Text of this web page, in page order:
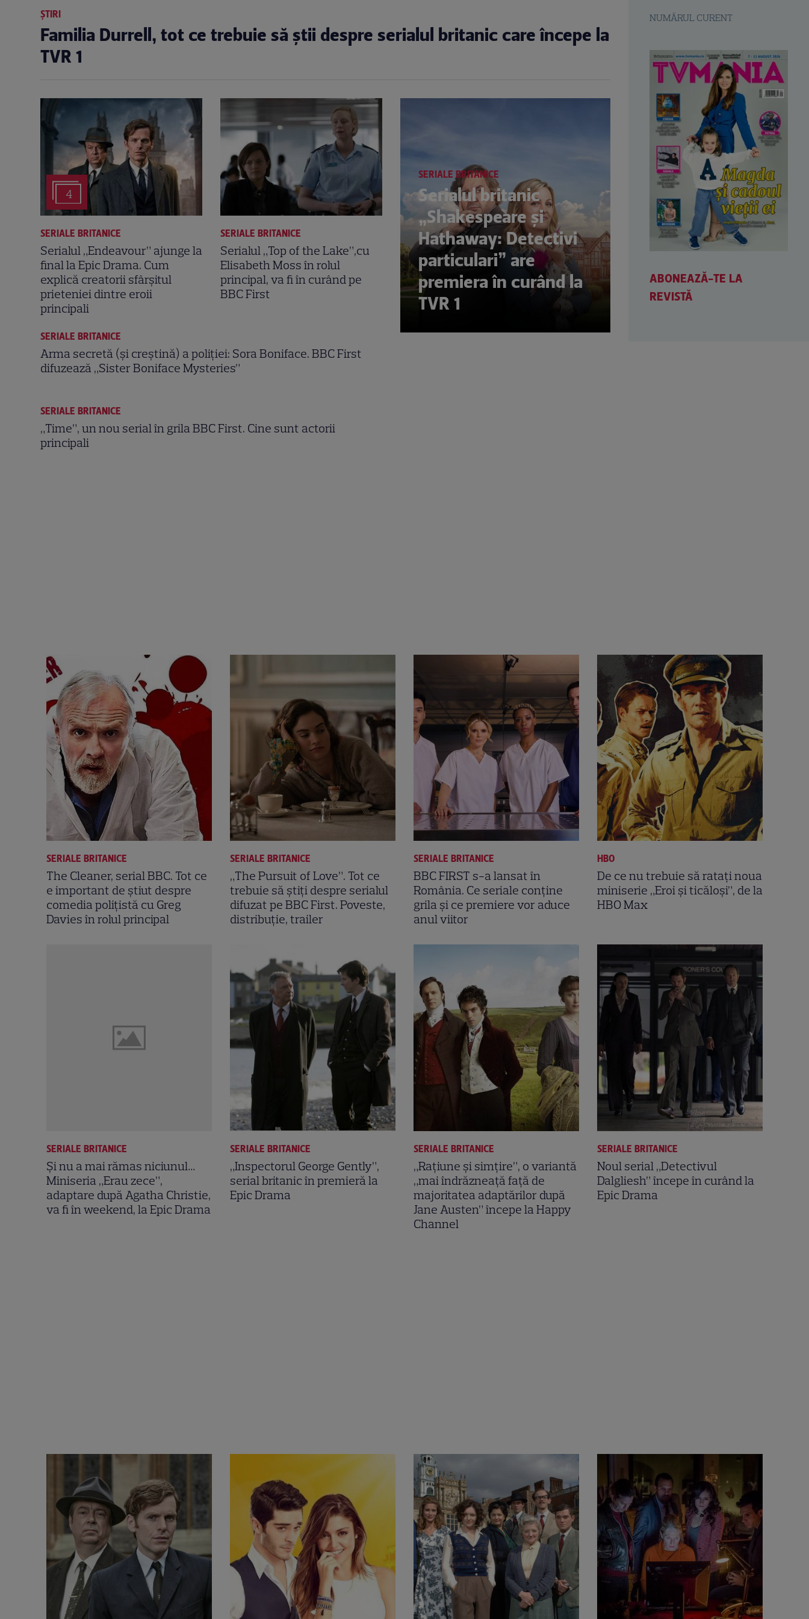
ȘTIRI
Familia Durrell, tot ce trebuie să știi despre serialul britanic care începe la
TVR 1
4
SERIALE BRITANICE
Serialul „Endeavour” ajunge la
final la Epic Drama. Cum
explică creatorii sfârșitul
prieteniei dintre eroii
principali
SERIALE BRITANICE
Serialul „Top of the Lake”,cu
Elisabeth Moss în rolul
principal, va fi în curând pe
BBC First
SERIALE BRITANICE
Arma secretă (și creștină) a poliției: Sora Boniface. BBC First
difuzează „Sister Boniface Mysteries”
SERIALE BRITANICE
„Time”, un nou serial în grila BBC First. Cine sunt actorii
principali
SERIALE BRITANICE
Serialul britanic
„Shakespeare şi
Hathaway: Detectivi
particulari” are
premiera în curând la
TVR 1
NUMĂRUL CURENT
ABONEAZĂ-TE LA
REVISTĂ
SERIALE BRITANICE
The Cleaner, serial BBC. Tot ce
e important de știut despre
comedia polițistă cu Greg
Davies în rolul principal
SERIALE BRITANICE
„The Pursuit of Love”. Tot ce
trebuie să știți despre serialul
difuzat pe BBC First. Poveste,
distribuție, trailer
SERIALE BRITANICE
BBC FIRST s-a lansat în
România. Ce seriale conține
grila și ce premiere vor aduce
anul viitor
HBO
De ce nu trebuie să ratați noua
miniserie „Eroi și ticăloși”, de la
HBO Max
SERIALE BRITANICE
Și nu a mai rămas niciunul…
Miniseria „Erau zece”,
adaptare după Agatha Christie,
va fi în weekend, la Epic Drama
SERIALE BRITANICE
„Inspectorul George Gently”,
serial britanic în premieră la
Epic Drama
SERIALE BRITANICE
„Rațiune și simțire”, o variantă
„mai îndrăzneață față de
majoritatea adaptărilor după
Jane Austen” începe la Happy
Channel
SERIALE BRITANICE
Noul serial „Detectivul
Dalgliesh” începe în curând la
Epic Drama